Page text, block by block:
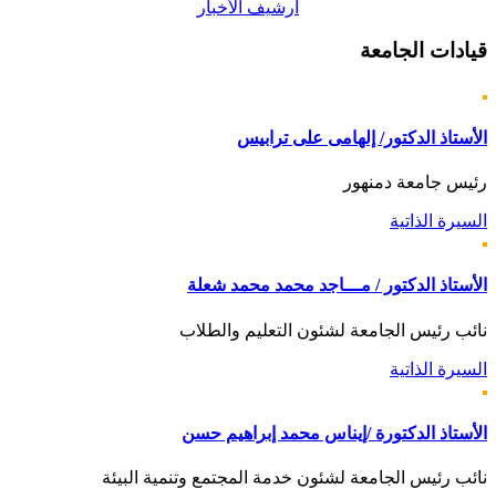
أرشيف الأخبار
قيادات الجامعة
الأستاذ الدكتور/ إلهامى على ترابيس
رئيس جامعة دمنهور
السيرة الذاتية
الأستاذ الدكتور / مـــاجد محمد محمد شعلة
نائب رئيس الجامعة لشئون التعليم والطلاب
السيرة الذاتية
الأستاذ الدكتورة /إيناس محمد إبراهيم حسن
نائب رئيس الجامعة لشئون خدمة المجتمع وتنمية البيئة